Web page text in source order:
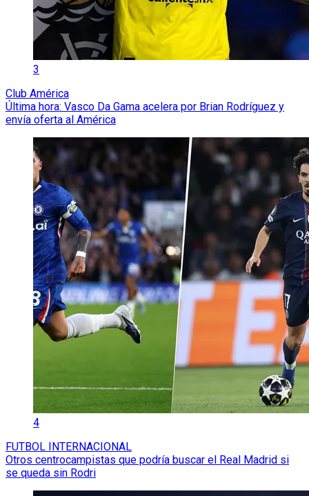
3
Club América
Última hora: Vasco Da Gama acelera por Brian Rodríguez y
envía oferta al América
4
FUTBOL INTERNACIONAL
Otros centrocampistas que podría buscar el Real Madrid si
se queda sin Rodri